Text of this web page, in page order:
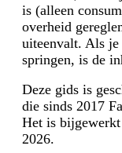
is (alleen
overheid
uiteenvalt. Als
springen, is de
Deze gids is
die sinds 2017
Het is
2026.